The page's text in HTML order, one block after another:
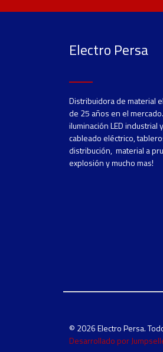
Electro Persa
Distribuidora de material
de 25 años en el
iluminación LED industrial
cableado eléctrico,
distribución, material a
explosión y mucho mas!
© 2026 Electro Persa.
Desarrollado por